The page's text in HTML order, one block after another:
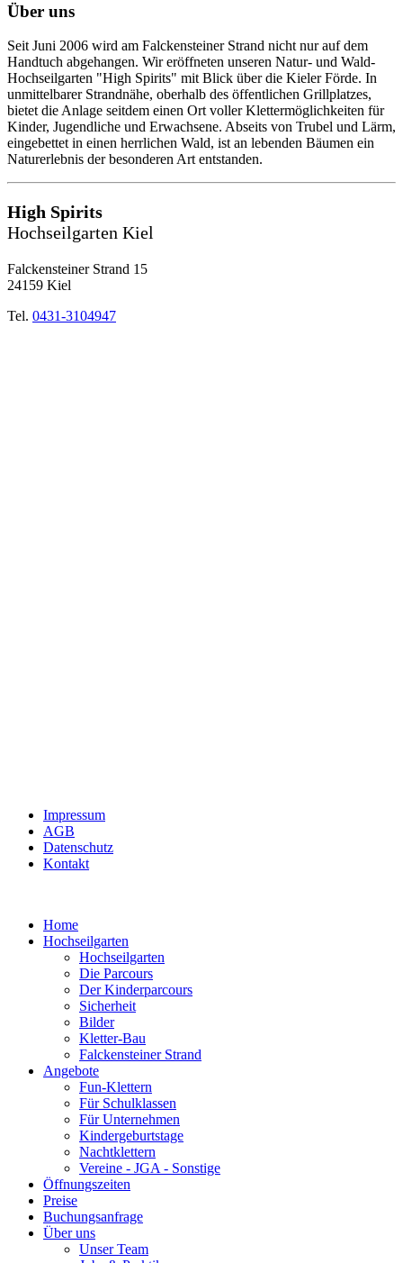
Über uns
Seit Juni 2006 wird am Falckensteiner Strand nicht nur auf dem
Handtuch abgehangen. Wir eröffneten unseren Natur- und Wald-
Hochseilgarten "High Spirits" mit Blick über die Kieler Förde. In
unmittelbarer Strandnähe, oberhalb des öffentlichen Grillplatzes,
bietet die Anlage seitdem einen Ort voller Klettermöglichkeiten für
Kinder, Jugendliche und Erwachsene. Abseits von Trubel und Lärm,
eingebettet in einen herrlichen Wald, ist an lebenden Bäumen ein
Naturerlebnis der besonderen Art entstanden.
High Spirits
Hochseilgarten Kiel
Falckensteiner Strand 15
24159 Kiel
Tel. 0431-3104947
Impressum
AGB
Datenschutz
Kontakt
Home
Hochseilgarten
Hochseilgarten
Die Parcours
Der Kinderparcours
Sicherheit
Bilder
Kletter-Bau
Falckensteiner Strand
Angebote
Fun-Klettern
Für Schulklassen
Für Unternehmen
Kindergeburtstage
Nachtklettern
Vereine - JGA - Sonstige
Öffnungszeiten
Preise
Buchungsanfrage
Über uns
Unser Team